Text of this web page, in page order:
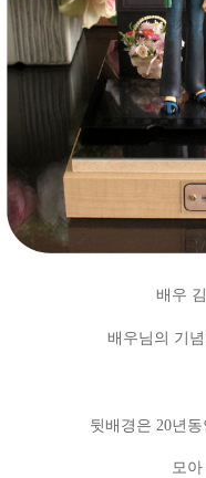
배우
배우님의 기
뒷배경은 20년
모